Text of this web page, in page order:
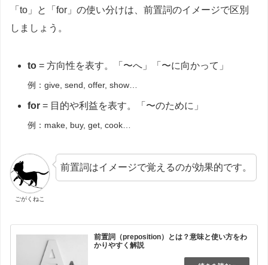
「to」と「for」の使い分けは、前置詞のイメージで区別
しましょう。
to = 方向性を表す。「〜へ」「〜に向かって」
例：give, send, offer, show…
for = 目的や利益を表す。「〜のために」
例：make, buy, get, cook…
ごがくねこ
前置詞はイメージで覚えるのが効果的です。
前置詞（preposition）とは？意味と使い方をわ
かりやすく解説